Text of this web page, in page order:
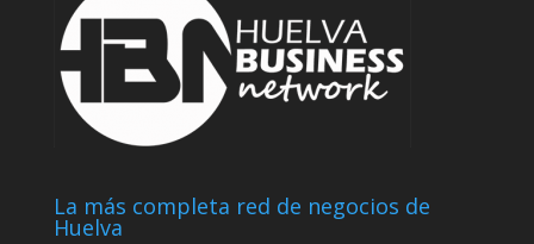
La más completa red de negocios de
Huelva